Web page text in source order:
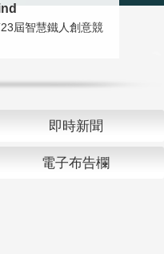
屆智慧鐵人創意競
即時新聞
電子布告欄